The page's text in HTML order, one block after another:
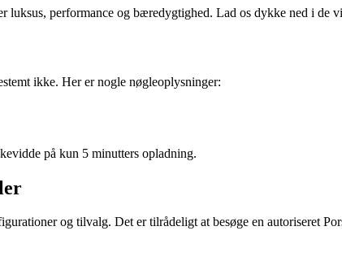
luksus, performance og bæredygtighed. Lad os dykke ned i de
ikke. Her er nogle nøgleoplysninger:
på kun 5 minutters opladning.
og tilvalg. Det er tilrådeligt at besøge en autoriseret